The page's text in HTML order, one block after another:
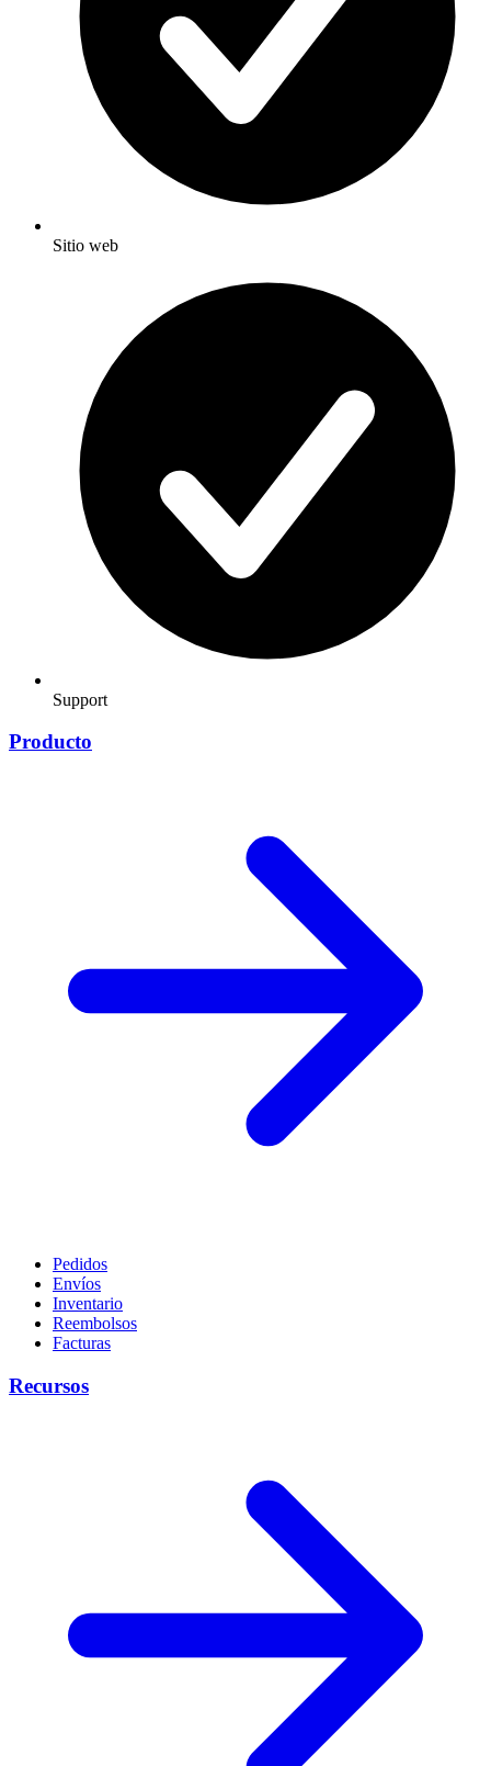
Sitio web
Support
Producto
Pedidos
Envíos
Inventario
Reembolsos
Facturas
Recursos